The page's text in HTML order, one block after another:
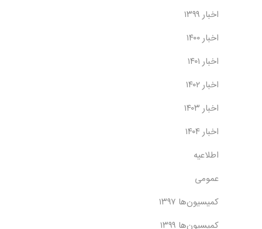
اخبار ۱۳۹۹
اخبار ۱۴۰۰
اخبار ۱۴۰۱
اخبار ۱۴۰۲
اخبار ۱۴۰۳
اخبار ۱۴۰۴
اطلاعیه
عمومی
کمیسیون‌ها ۱۳۹۷
کمیسیون‌ها ۱۳۹۹